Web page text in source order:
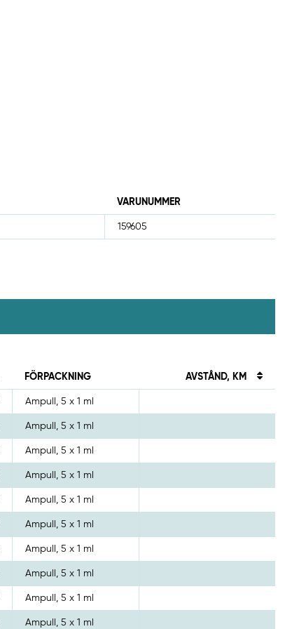
VARUNUMMER
159605
FÖRPACKNING AVSTÅND, KM
Ampull, 5 x 1 ml
Ampull, 5 x 1 ml
Ampull, 5 x 1 ml
Ampull, 5 x 1 ml
Ampull, 5 x 1 ml
Ampull, 5 x 1 ml
Ampull, 5 x 1 ml
Ampull, 5 x 1 ml
Ampull, 5 x 1 ml
Ampull, 5 x 1 ml